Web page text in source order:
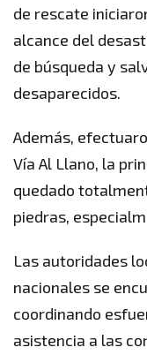
de rescate
alcance del
de búsqueda y
desaparecidos.
Además,
Vía Al Llano, la
quedado
piedras,
Las autoridades
nacionales se
coordinando
asistencia a las